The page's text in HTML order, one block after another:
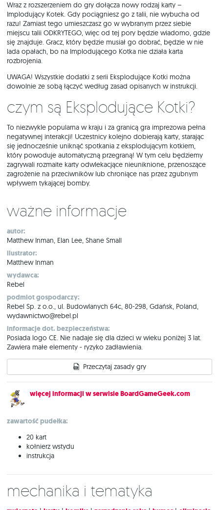
Wraz z rozszerzeniem do gry dołącza nowy rodzaj karty –
Implodujący Kotek. Gdy pociągniesz go z talii, nie wybucha od
razu! Zamiast tego umieszczasz go w wybranym przez siebie
miejscu talii ODKRYTEGO, więc od tej pory będzie wiadomo, gdzie
się znajduje. Gracz, który będzie musiał go dobrać, będzie w nie
lada opałach, bo na Implodującego Kotka nie działa karta
rozbrojenia.
UWAGA! Wszystkie dodatki z serii Eksplodujące Kotki można
dowolnie ze sobą łączyć według zasad opisanych w instrukcji.
Czym są Eksplodujące Kotki?
To niezwykle popularna w kraju i za granicą gra imprezowa pełna
negatywnej interakcji! Uczestnicy kolejno dobierają karty, starając
się jednocześnie uniknąć spotkania z eksplodującym kotkiem,
który powoduje automatyczną przegraną! W tym celu będziemy
zagrywali rozmaite karty odwlekacjące nieuniknione, przenoszące
zagrożenie na przeciwników lub chroniące nas przez zgubnym
wpływem tykającej bomby.
Ważne informacje
autor:
Matthew Inman, Elan Lee, Shane Small
ilustrator:
Matthew Inman
wydawca:
Rebel
podmiot gospodarczy:
Rebel Sp. z o.o., ul. Budowlanych 64c, 80-298, Gdańsk, Poland,
wydawnictwo@rebel.pl
informacje dot. bezpieczeństwa:
Posiada logo CE. Nie nadaje się dla dzieci w wieku poniżej 3 lat.
Zawiera małe elementy - ryzyko zadławienia.
Przeczytaj zasady gry
więcej informacji w serwisie BoardGameGeek.com
zawartość pudełka:
20 kart
kołnierz wstydu
instrukcja
Mechanika i tematyka